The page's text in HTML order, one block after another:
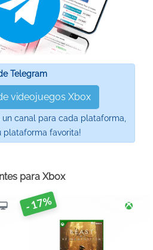
Telegram
videojuegos Xbox
canal para cada plataforma,
plataforma favorita!
para Xbox
- 17%